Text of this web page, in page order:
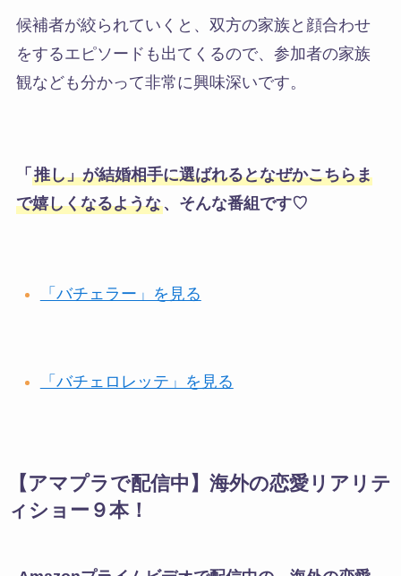
候補者が絞られていくと、双方の家族と顔合わせ
をするエピソードも出てくるので、参加者の家族
観なども分かって非常に興味深いです。
「 推し」が結婚相手に選ばれるとなぜかこちらま
で嬉しくなるような、そんな番組です♡
「バチェラー」を見る
「バチェロレッテ」を見る
【アマプラで配信中】海外の恋愛リアリテ
ィショー９本！